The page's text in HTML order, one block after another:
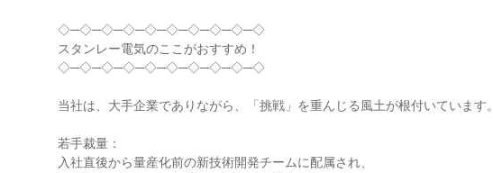
◇─◇─◇─◇─◇─◇─◇─◇─◇─◇
スタンレー電気のここがおすすめ！
◇─◇─◇─◇─◇─◇─◇─◇─◇─◇
当社は、大手企業でありながら、「挑戦」を重んじる風土が根付いています。
若手裁量：
入社直後から量産化前の新技術開発チームに配属され、